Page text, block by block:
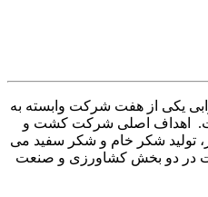
یکی از هفت شرکت وابسته به
اهداف اصلی شرکت کشت و
تولید شکر خام و شکر سفید می
در دو بخش کشاورزی و صنعت